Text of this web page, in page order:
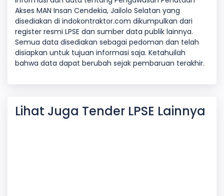
Akses MAN Insan Cendekia, Jailolo Selatan yang
disediakan di indokontraktor.com dikumpulkan dari
register resmi LPSE dan sumber data publik lainnya.
Semua data disediakan sebagai pedoman dan telah
disiapkan untuk tujuan informasi saja. Ketahuilah
bahwa data dapat berubah sejak pembaruan terakhir.
Lihat Juga Tender LPSE Lainnya